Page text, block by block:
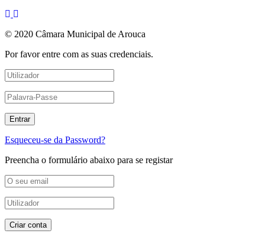
© 2020 Câmara Municipal de Arouca
Por favor entre com as suas credenciais.
Esqueceu-se da Password?
Preencha o formulário abaixo para se registar